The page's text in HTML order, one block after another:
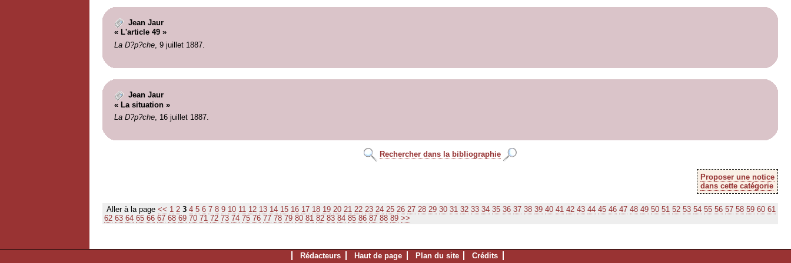
Jean Jaur
« L'article 49 »
La D?p?che, 9 juillet 1887.
Jean Jaur
« La situation »
La D?p?che, 16 juillet 1887.
Rechercher dans la bibliographie
Proposer une notice
dans cette catégorie
Aller à la page << 1 2 3 4 5 6 7 8 9 10 11 12 13 14 15 16 17 18 19 20 21 22 23 24 25 26 27 28 29 30 31 32 33 34 35 36 37 38 39 40 41 42 43 44 45 46 47 48 49 50 51 52 53 54 55 56 57 58 59 60 61
62 63 64 65 66 67 68 69 70 71 72 73 74 75 76 77 78 79 80 81 82 83 84 85 86 87 88 89 >>
Rédacteurs Haut de page Plan du site Crédits